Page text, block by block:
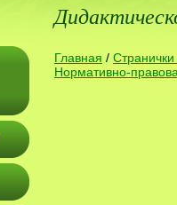
Главная / Странички
Нормативно-